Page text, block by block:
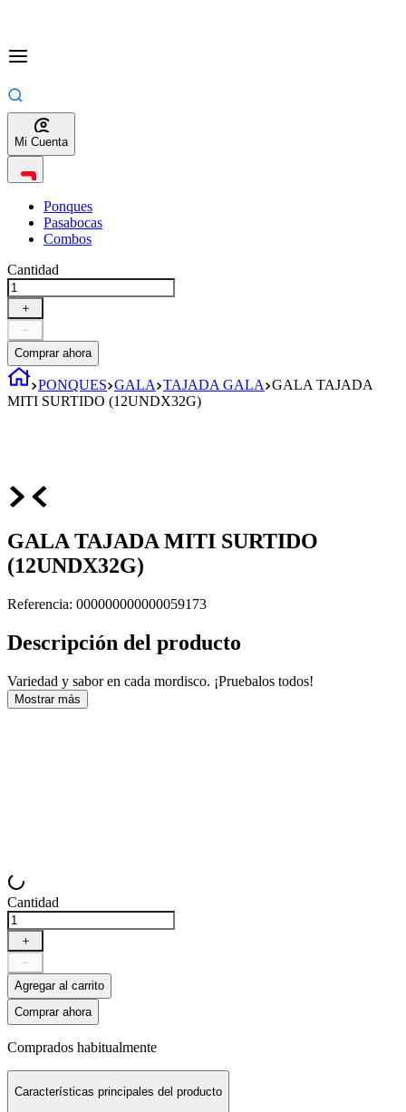
Mi Cuenta
Ponques
Pasabocas
Combos
Cantidad
＋
－
Comprar ahora
PONQUES GALA TAJADA GALA GALA TAJADA
MITI SURTIDO (12UNDX32G)
GALA TAJADA MITI SURTIDO
(12UNDX32G)
Referencia: 000000000000059173
Descripción del producto
Variedad y sabor en cada mordisco. ¡Pruebalos todos!
Mostrar más
Cantidad
＋
－
Agregar al carrito
Comprar ahora
Comprados habitualmente
Características principales del producto